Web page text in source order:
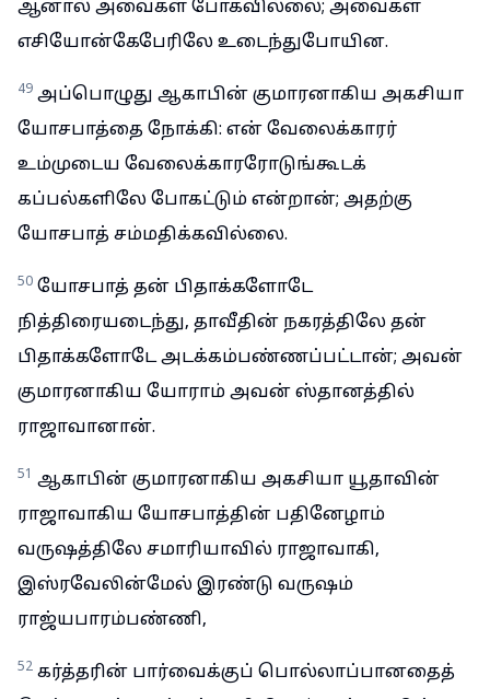
ஆனால் அவைகள் போகவில்லை; அவைகள்
எசியோன்கேபேரிலே உடைந்துபோயின.
49 அப்பொழுது ஆகாபின் குமாரனாகிய அகசியா
யோசபாத்தை நோக்கி: என் வேலைக்காரர்
உம்முடைய வேலைக்காரரோடுங்கூடக்
கப்பல்களிலே போகட்டும் என்றான்; அதற்கு
யோசபாத் சம்மதிக்கவில்லை.
50 யோசபாத் தன் பிதாக்களோடே
நித்திரையடைந்து, தாவீதின் நகரத்திலே தன்
பிதாக்களோடே அடக்கம்பண்ணப்பட்டான்; அவன்
குமாரனாகிய யோராம் அவன் ஸ்தானத்தில்
ராஜாவானான்.
51 ஆகாபின் குமாரனாகிய அகசியா யூதாவின்
ராஜாவாகிய யோசபாத்தின் பதினேழாம்
வருஷத்திலே சமாரியாவில் ராஜாவாகி,
இஸ்ரவேலின்மேல் இரண்டு வருஷம்
ராஜ்யபாரம்பண்ணி,
52 கர்த்தரின் பார்வைக்குப் பொல்லாப்பானதைத்